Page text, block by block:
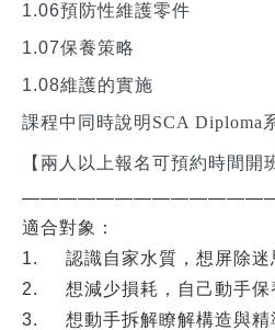
1.06預防性維護零件
1.07保養策略
1.08維護的實施
課程中同時說明 SCA Diploma
【兩人以上報名可預約時間開
適合對象：
1. 認識自家水質，想屏除迷
2. 想減少損耗，自己動手保
3. 想動手拆解瞭解構造與精